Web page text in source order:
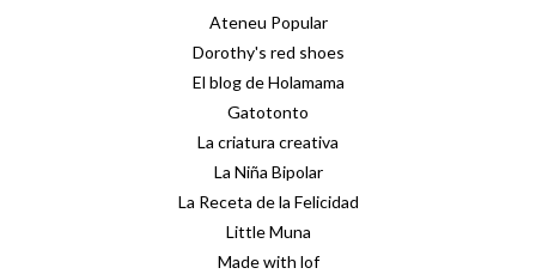
Ateneu Popular
Dorothy's red shoes
El blog de Holamama
Gatotonto
La criatura creativa
La Niña Bipolar
La Receta de la Felicidad
Little Muna
Made with lof